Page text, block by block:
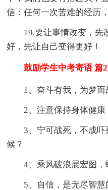
信：任何一次苦难的经历
19.要让事情改变，先
好，先让自己变得更好！
鼓励学生中考寄语 篇2
1、奋斗有我，为梦而
2、注意保持身体健康
3、宁可战死，不成吓
候？
4、乘风破浪展宏图，
5、自信，是无尽智慧